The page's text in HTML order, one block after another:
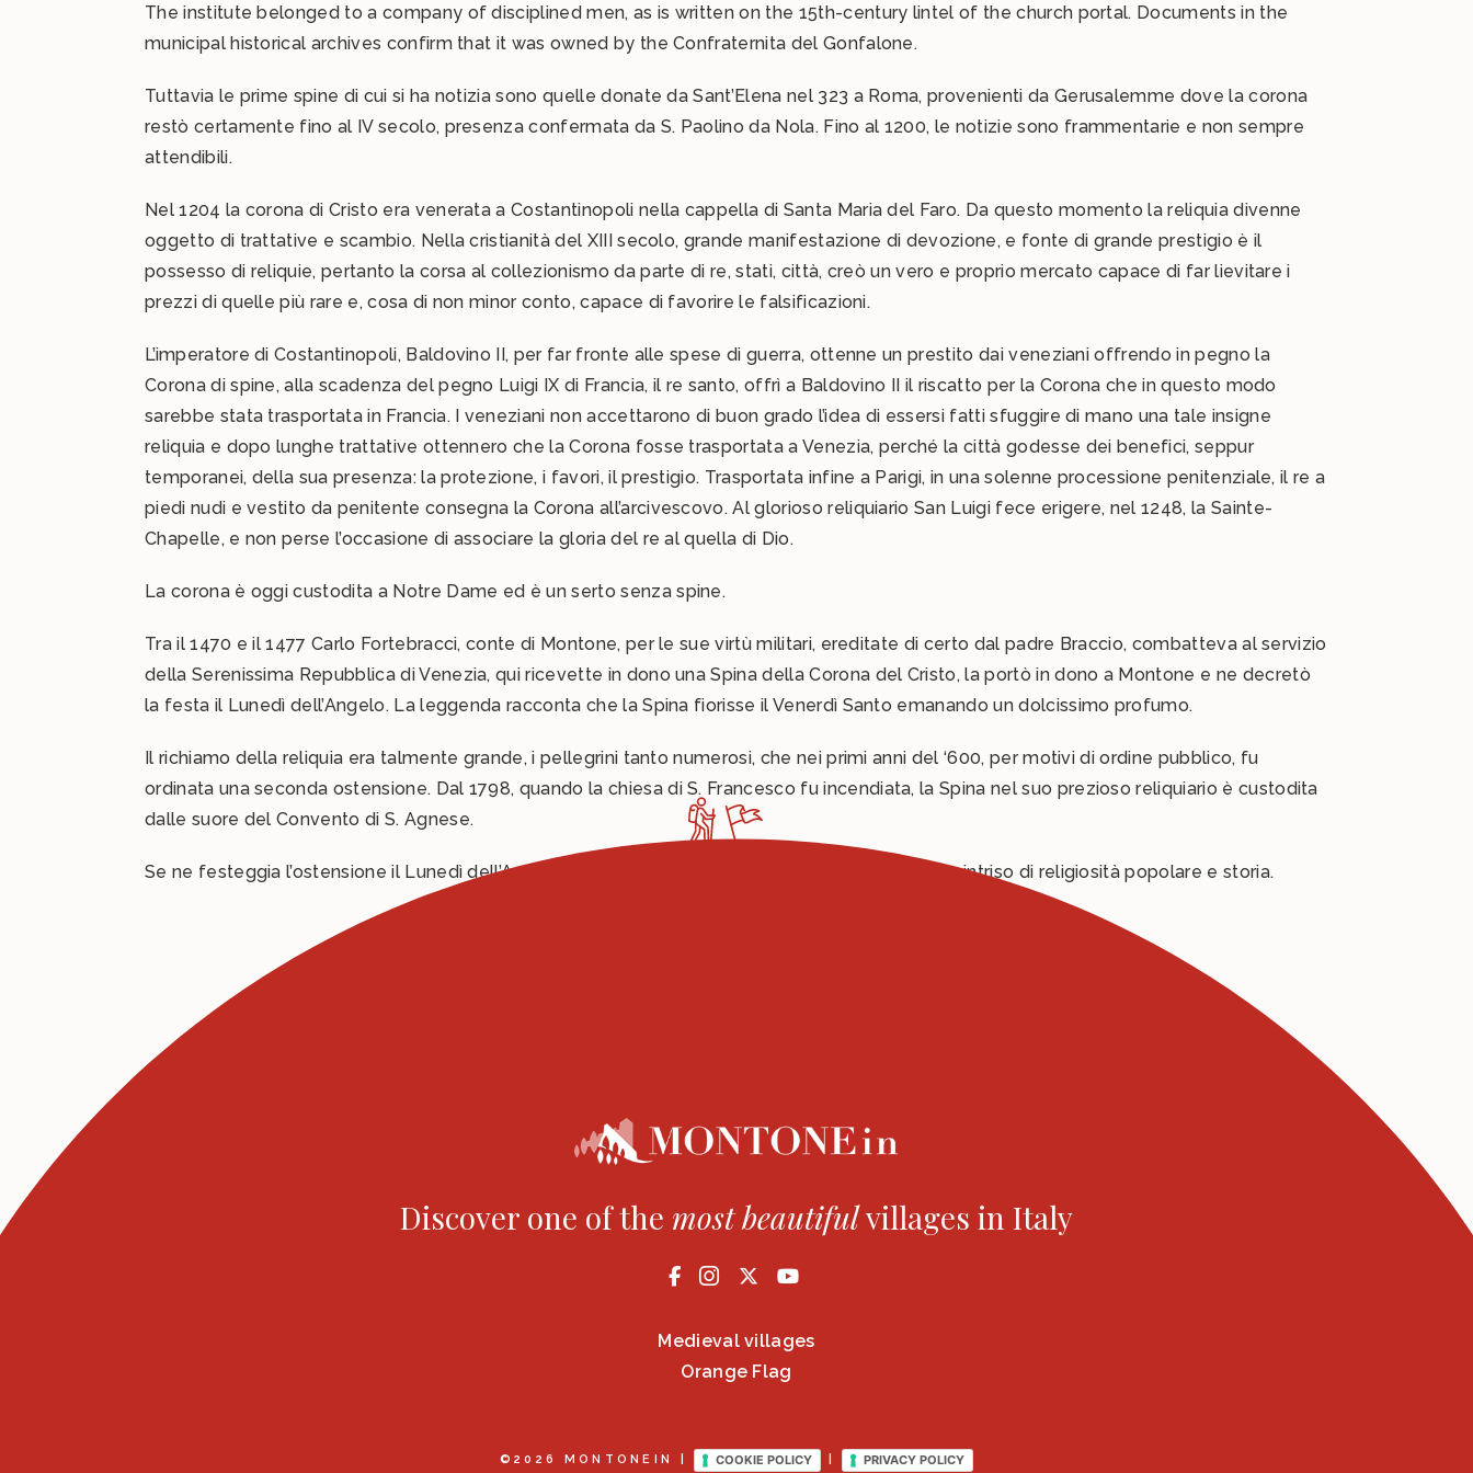
How to reach us
The institute belonged to a company of disciplined men, as is written on the 15th-century lintel of the church portal. Documents in the
municipal historical archives confirm that it was owned by the Confraternita del Gonfalone.
Tuttavia le prime spine di cui si ha notizia sono quelle donate da Sant’Elena nel 323 a Roma, provenienti da Gerusalemme dove la corona
restò certamente fino al IV secolo, presenza confermata da S. Paolino da Nola. Fino al 1200, le notizie sono frammentarie e non sempre
attendibili.
Nel 1204 la corona di Cristo era venerata a Costantinopoli nella cappella di Santa Maria del Faro. Da questo momento la reliquia divenne
oggetto di trattative e scambio. Nella cristianità del XIII secolo, grande manifestazione di devozione, e fonte di grande prestigio è il
possesso di reliquie, pertanto la corsa al collezionismo da parte di re, stati, città, creò un vero e proprio mercato capace di far lievitare i
prezzi di quelle più rare e, cosa di non minor conto, capace di favorire le falsificazioni.
L’imperatore di Costantinopoli, Baldovino II, per far fronte alle spese di guerra, ottenne un prestito dai veneziani offrendo in pegno la
Corona di spine, alla scadenza del pegno Luigi IX di Francia, il re santo, offrì a Baldovino II il riscatto per la Corona che in questo modo
sarebbe stata trasportata in Francia. I veneziani non accettarono di buon grado l’idea di essersi fatti sfuggire di mano una tale insigne
reliquia e dopo lunghe trattative ottennero che la Corona fosse trasportata a Venezia, perché la città godesse dei benefici, seppur
temporanei, della sua presenza: la protezione, i favori, il prestigio. Trasportata infine a Parigi, in una solenne processione penitenziale, il re a
piedi nudi e vestito da penitente consegna la Corona all’arcivescovo. Al glorioso reliquiario San Luigi fece erigere, nel 1248, la Sainte-
Chapelle, e non perse l’occasione di associare la gloria del re al quella di Dio.
La corona è oggi custodita a Notre Dame ed è un serto senza spine.
Tra il 1470 e il 1477 Carlo Fortebracci, conte di Montone, per le sue virtù militari, ereditate di certo dal padre Braccio, combatteva al servizio
della Serenissima Repubblica di Venezia, qui ricevette in dono una Spina della Corona del Cristo, la portò in dono a Montone e ne decretò
la festa il Lunedì dell’Angelo. La leggenda racconta che la Spina fiorisse il Venerdì Santo emanando un dolcissimo profumo.
Il richiamo della reliquia era talmente grande, i pellegrini tanto numerosi, che nei primi anni del ‘600, per motivi di ordine pubblico, fu
ordinata una seconda ostensione. Dal 1798, quando la chiesa di S. Francesco fu incendiata, la Spina nel suo prezioso reliquiario è custodita
dalle suore del Convento di S. Agnese.
Se ne festeggia l’ostensione il Lunedì dell’Angelo e la penultima domenica di Agosto in un clima intriso di religiosità popolare e storia.
Discover one of the mostbeautifulvillages in Italy
Medieval villages
Orange Flag
©2026 MONTONEIN | COOKIE POLICY PRIVACY POLICY